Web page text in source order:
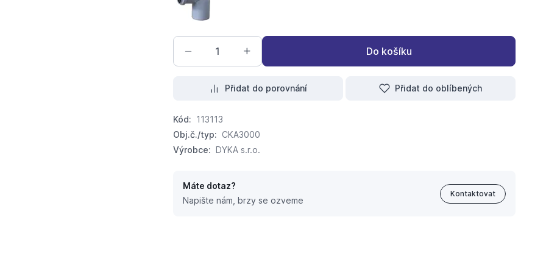
HT koleno 160/87
Do košíku
Přidat do porovnání Přidat do oblíbených
Kód: 113113
Obj.č./typ: CKA3000
Výrobce: DYKA s.r.o.
Máte dotaz?
Napište nám, brzy se ozveme
Kontaktovat